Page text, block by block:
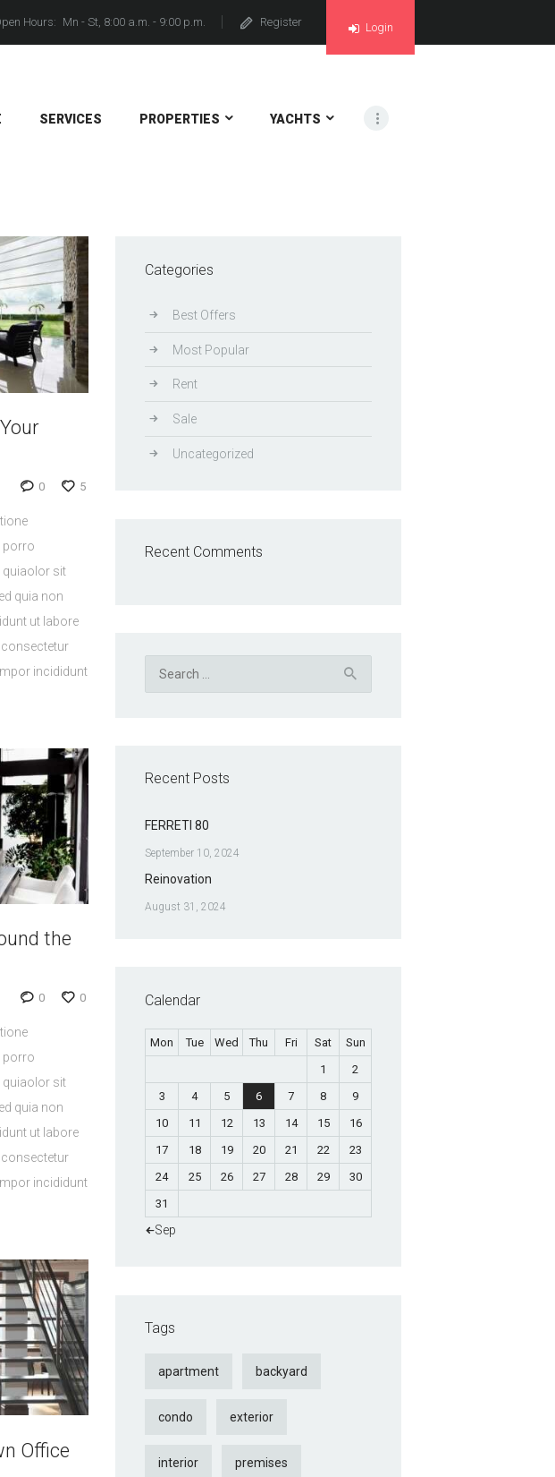
Hours: Mn - St, 8:00 a.m. - 9:00 p.m. Register Login
SERVICES PROPERTIES YACHTS
5
0
porro
quiaolor sit
quia non
ut labore
incididunt
the
0
0
porro
quiaolor sit
quia non
ut labore
incididunt
Office
Categories
Best Offers
Most Popular
Rent
Sale
Uncategorized
Recent Comments
Search
for:
Recent Posts
FERRETI 80
September 10, 2024
Reinovation
August 31, 2024
Calendar
Mon Tue Wed Thu Fri Sat
Sun
1
2
3
4 5 6 7 8
9
10
11 12 13 14 15
16
17
18 19 20 21 22
23
24
25 26 27 28 29
30
31
« Sep
Tags
apartment backyard
condo exterior
interior premises